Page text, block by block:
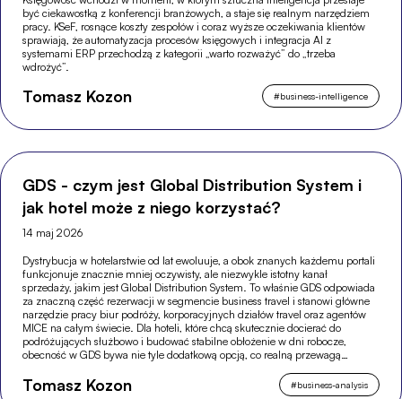
być ciekawostką z konferencji branżowych, a staje się realnym narzędziem
pracy. KSeF, rosnące koszty zespołów i coraz wyższe oczekiwania klientów
sprawiają, że automatyzacja procesów księgowych i integracja AI z
systemami ERP przechodzą z kategorii „warto rozważyć” do „trzeba
wdrożyć”.
Tomasz Kozon #business-intelligence
GDS - czym jest Global Distribution System i
jak hotel może z niego korzystać?
14 maj 2026
Dystrybucja w hotelarstwie od lat ewoluuje, a obok znanych każdemu portali
funkcjonuje znacznie mniej oczywisty, ale niezwykle istotny kanał
sprzedaży, jakim jest Global Distribution System. To właśnie GDS odpowiada
za znaczną część rezerwacji w segmencie business travel i stanowi główne
narzędzie pracy biur podróży, korporacyjnych działów travel oraz agentów
MICE na całym świecie. Dla hoteli, które chcą skutecznie docierać do
podróżujących służbowo i budować stabilne obłożenie w dni robocze,
obecność w GDS bywa nie tyle dodatkową opcją, co realną przewagą
Tomasz Kozon #business-analysis